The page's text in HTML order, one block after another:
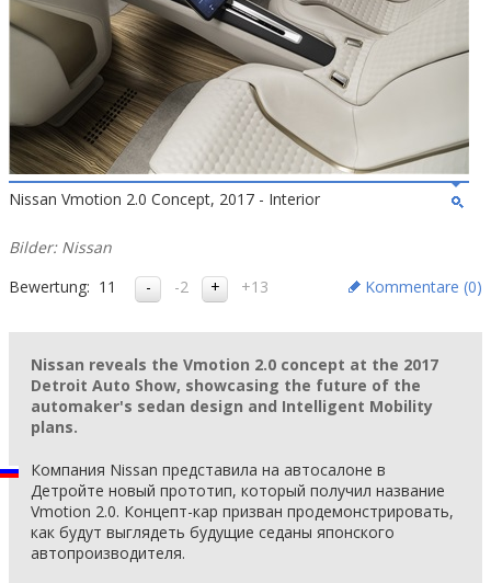
Nissan Vmotion 2.0 Concept, 2017 - Interior
Bilder: Nissan
Bewertung: 11 -2 +13 Kommentare (0)
Nissan reveals the Vmotion 2.0 concept at the 2017
Detroit Auto Show, showcasing the future of the
automaker's sedan design and Intelligent Mobility
plans.
Компания Nissan представила на автосалоне в
Детройте новый прототип, который получил название
Vmotion 2.0. Концепт-кар призван продемонстрировать,
как будут выглядеть будущие седаны японского
автопроизводителя.